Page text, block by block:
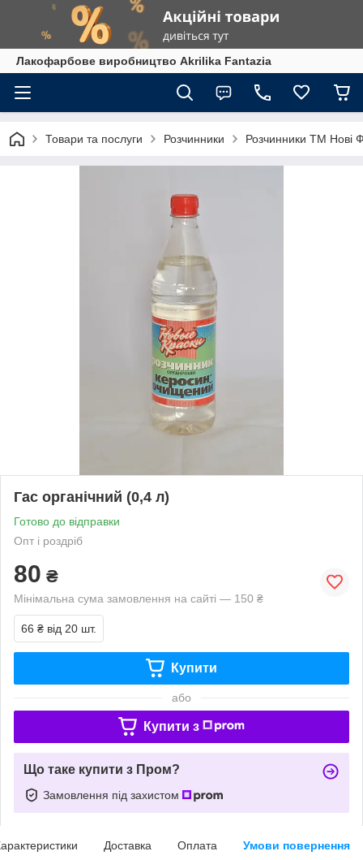
Лакофарбове виробництво Akrilika Fantazia
Товари та послуги Розчинники Розчинники ТМ Нові
Гас органічний (0,4 л)
Готово до відправки
Опт і роздріб
80 ₴
Мінімальна сума замовлення на сайті — 150 ₴
66 ₴ від 20 шт.
Купити
або
Купити з
Що таке купити з Пром?
Замовлення під захистом
Доставка Оплата Умови повернення